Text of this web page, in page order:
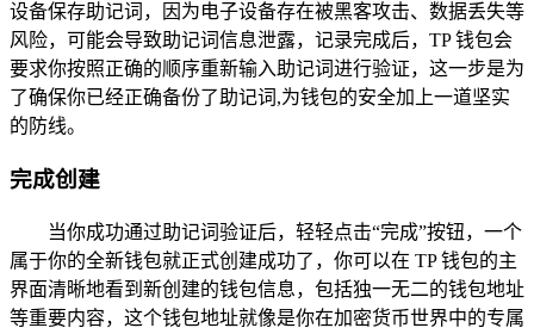
设备保存助记词，因为电子设备存在被黑客攻击、数据丢失等
风险，可能会导致助记词信息泄露，记录完成后，TP 钱包会
要求你按照正确的顺序重新输入助记词进行验证，这一步是为
了确保你已经正确备份了助记词,为钱包的安全加上一道坚实
的防线。
完成创建
当你成功通过助记词验证后，轻轻点击“完成”按钮，一个
属于你的全新钱包就正式创建成功了，你可以在 TP 钱包的主
界面清晰地看到新创建的钱包信息，包括独一无二的钱包地址
等重要内容，这个钱包地址就像是你在加密货币世界中的专属